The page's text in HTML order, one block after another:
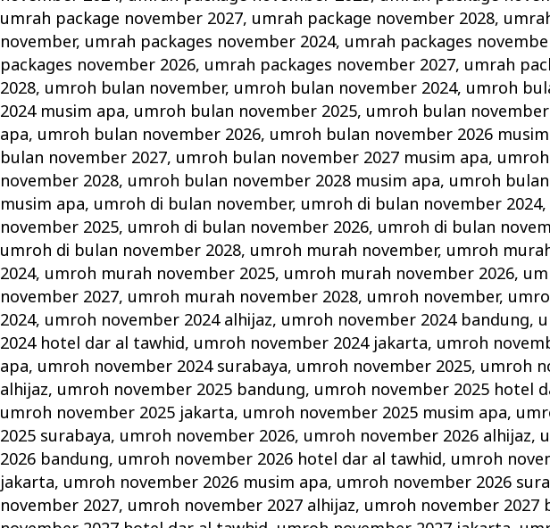
umrah package november 2027, umrah package november 2028,
november, umrah packages november 2024, umrah packages
packages november 2026, umrah packages november 2027, umrah
2028, umroh bulan november, umroh bulan november 2024, umroh
2024 musim apa, umroh bulan november 2025, umroh bulan
apa, umroh bulan november 2026, umroh bulan november 2026
bulan november 2027, umroh bulan november 2027 musim apa,
november 2028, umroh bulan november 2028 musim apa, umroh
musim apa, umroh di bulan november, umroh di bulan november 2024,
november 2025, umroh di bulan november 2026, umroh di bulan
umroh di bulan november 2028, umroh murah november, umroh
2024, umroh murah november 2025, umroh murah november 2026,
november 2027, umroh murah november 2028, umroh november,
2024, umroh november 2024 alhijaz, umroh november 2024 bandung,
2024 hotel dar al tawhid, umroh november 2024 jakarta, umroh
apa, umroh november 2024 surabaya, umroh november 2025, umroh
alhijaz, umroh november 2025 bandung, umroh november 2025 hotel
umroh november 2025 jakarta, umroh november 2025 musim apa,
2025 surabaya, umroh november 2026, umroh november 2026 alhijaz,
2026 bandung, umroh november 2026 hotel dar al tawhid, umroh
jakarta, umroh november 2026 musim apa, umroh november 2026
november 2027, umroh november 2027 alhijaz, umroh november 2027